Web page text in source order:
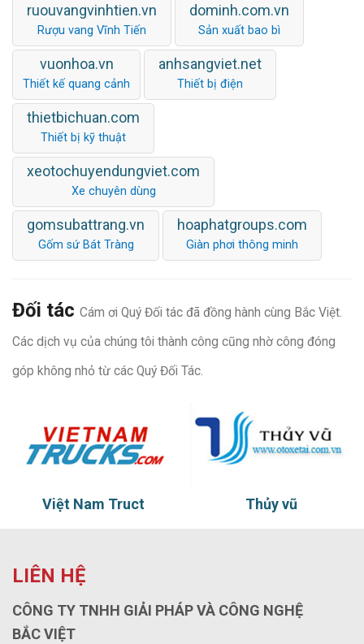
ruouvangvinhtien.vn
Rượu vang Vĩnh Tiến
dominh.com.vn
Sản xuất bao bì
vuonhoa.vn
Thiết kế quang cảnh
anhsangviet.net
Thiết bị điện
thietbichuan.com
Thiết bị kỹ thuật
xeotochuyendungviet.com
Xe chuyên dùng
gomsubattrang.vn
Gốm sứ Bát Tràng
hoaphatgroups.com
Giàn phơi thông minh
Đối tác Cám ơi Quý Đối tác đã đồng hành cùng Bắc Việt.
Các dịch vụ của chúng tôi thành công cũng nhờ công đóng
góp không nhỏ từ các Quý Đối Tác.
Việt Nam Truct Thủy vũ
LIÊN HỆ
CÔNG TY TNHH GIẢI PHÁP VÀ CÔNG NGHỆ
BẮC VIỆT